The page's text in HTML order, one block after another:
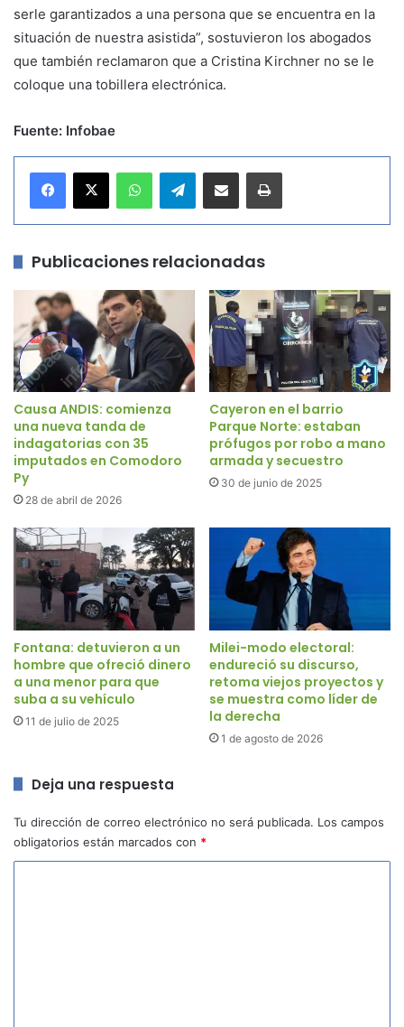
serle garantizados a una persona que se encuentra en la
situación de nuestra asistida”, sostuvieron los abogados
que también reclamaron que a Cristina Kirchner no se le
coloque una tobillera electrónica.
Fuente: Infobae
Telegram
Publicaciones relacionadas
Causa ANDIS: comienza
una nueva tanda de
indagatorias con 35
imputados en Comodoro
Py
28 de abril de 2026
Cayeron en el barrio
Parque Norte: estaban
prófugos por robo a mano
armada y secuestro
30 de junio de 2025
Fontana: detuvieron a un
hombre que ofreció dinero
a una menor para que
suba a su vehículo
11 de julio de 2025
Milei-modo electoral:
endureció su discurso,
retoma viejos proyectos y
se muestra como líder de
la derecha
1 de agosto de 2026
Deja una respuesta
Tu dirección de correo electrónico no será publicada. Los campos
obligatorios están marcados con *